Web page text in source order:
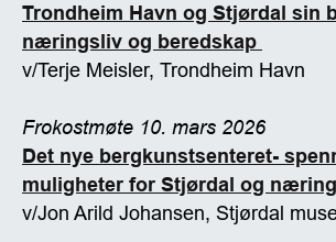
Trondheim Havn og Stjørdal sin
næringsliv og beredskap
v/Terje Meisler, Trondheim Havn
Frokostmøte 10. mars 2026
Det nye bergkunstsenteret-
muligheter for Stjørdal og
v/Jon Arild Johansen, Stjørdal